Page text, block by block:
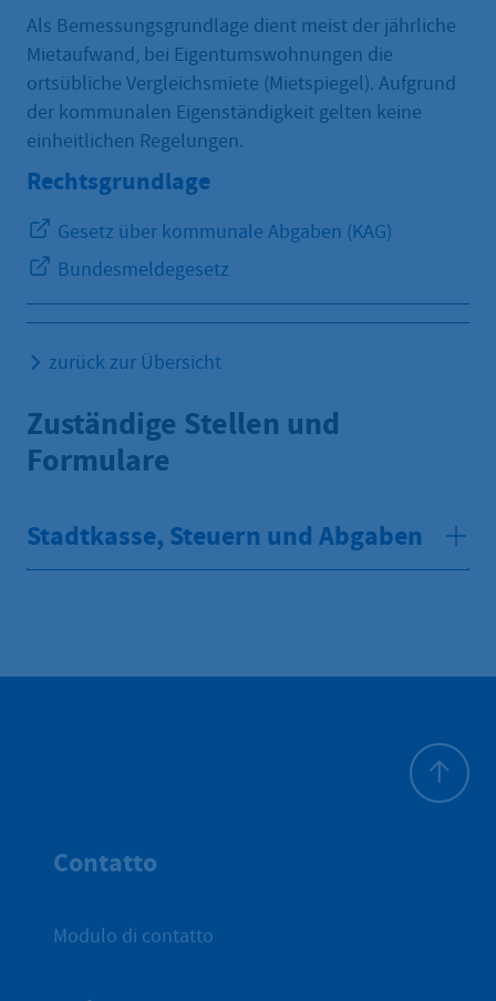
Als Bemessungsgrundlage dient meist der jährliche
Mietaufwand, bei Eigentumswohnungen die
ortsübliche Vergleichsmiete (Mietspiegel). Aufgrund
der kommunalen Eigenständigkeit gelten keine
einheitlichen Regelungen.
Rechtsgrundlage
Gesetz über kommunale Abgaben (KAG)
Bundesmeldegesetz
zurück zur Übersicht
Zuständige Stellen und
Formulare
Stadtkasse, Steuern und Abgaben
Contatto
Modulo di contatto